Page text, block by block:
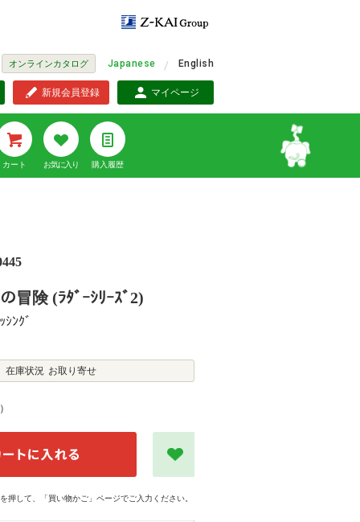
オンラインカタログ Japanese English
新規会員登録 マイページ
カート お気に入り 購入履歴
冒険 (ﾗﾀﾞｰｼﾘｰｽﾞ2)
ﾝｸﾞ
在庫状況 お取り寄せ
）
押して、「買い物かご」ページでご入力ください。